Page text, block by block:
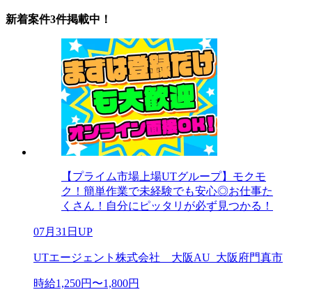
新着案件3件掲載中！
【プライム市場上場UTグループ】モクモ
ク！簡単作業で未経験でも安心◎お仕事た
くさん！自分にピッタリが必ず見つかる！
07月31日UP
UTエージェント株式会社 大阪AU_大阪府門真市
時給1,250円〜1,800円